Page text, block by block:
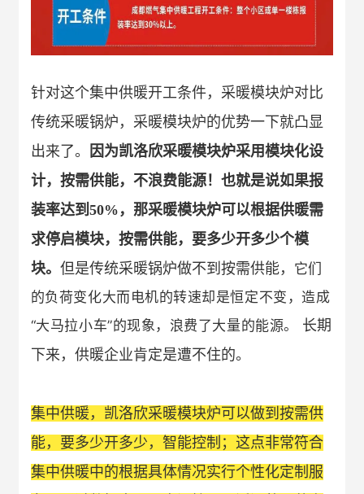
针对这个集中供暖开工条件，采暖模块炉对比
传统采暖锅炉，采暖模块炉的优势一下就凸显
出来了。
因为凯洛欣采暖模块炉采用模块化设
计，按需供能，不浪费能源！也就是说如果报
装率达到 50% ，那采暖模块炉可以根据供暖需
求停启模块，按需供能，要多少开多少个模
块。 但是传统采暖锅炉做不到按需供能， 它们
的负荷变化大而电机的转速却是恒定不变，造成
“大马拉小车”的现象，浪费了大量的能源。 长期
下来，供暖企业肯定是遭不住的。
集中供暖，凯洛欣采暖模块炉可以做到按需供
能，要多少开多少，智能控制；这点非常符合
集中供暖中的根据具体情况实行个性化定制服